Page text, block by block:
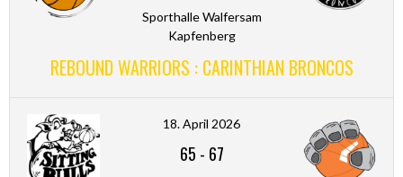
Sporthalle Walfersam
Kapfenberg
REBOUND WARRIORS : CARINTHIAN BRONCOS
18. April 2026
65 - 67